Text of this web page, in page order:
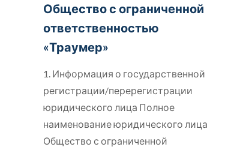
Общество с ограниченной
ответственностью
«Траумер»
1. Информация о государственной
регистрации/перерегистрации
юридического лица Полное
наименование юридического лица
Общество с ограниченной